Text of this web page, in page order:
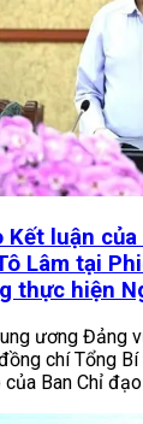
Kết luận
Lâm tại
thực hiện
ương Đảng
chí Tổng
Ban Chỉ